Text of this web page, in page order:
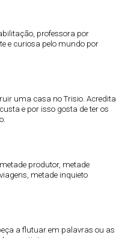
professora por
e curiosa pelo mundo por
uma casa no Trisio. Acredita
e por isso gosta de ter os
produtor, metade
metade inquieto
a flutuar em palavras ou as